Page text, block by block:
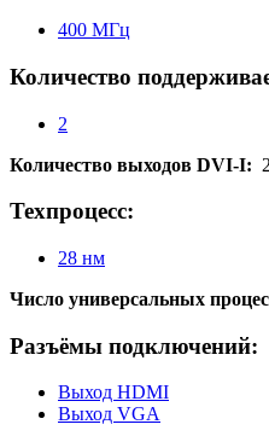
400 МГц
Количество
2
Количество выходов DVI-I: 2
Техпроцесс:
28 нм
Число универсальных
Разъёмы подключений:
Выход HDMI
Выход VGA